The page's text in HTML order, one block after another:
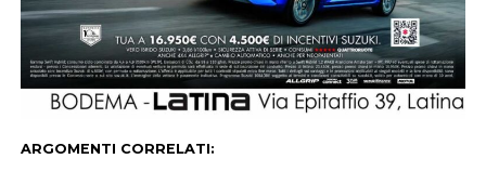
ARGOMENTI CORRELATI: